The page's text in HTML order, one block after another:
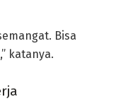
Bisa
katanya.